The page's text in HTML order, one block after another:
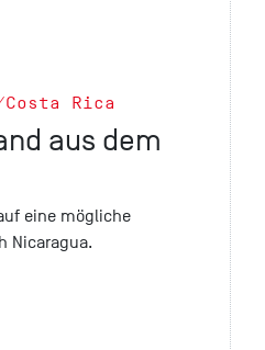
Rica
aus dem
eine mögliche
Nicaragua.